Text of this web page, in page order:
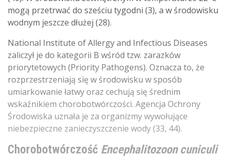
mogą przetrwać do sześciu tygodni (3), a w środowisku
wodnym jeszcze dłużej (28).
National Institute of Allergy and Infectious Diseases
zaliczył je do kategorii B wśród tzw. zarazków
priorytetowych (Priority Pathogens). Oznacza to, że
rozprzestrzeniają się w środowisku w sposób
umiarkowanie łatwy oraz cechują się średnim
wskaźnikiem chorobotwórczości. Agencja Ochrony
Środowiska uznała je za organizmy wywołujące
niebezpieczne zanieczyszczenie wody (33, 44).
Chorobotwórczość Encephalitozoon cuniculi